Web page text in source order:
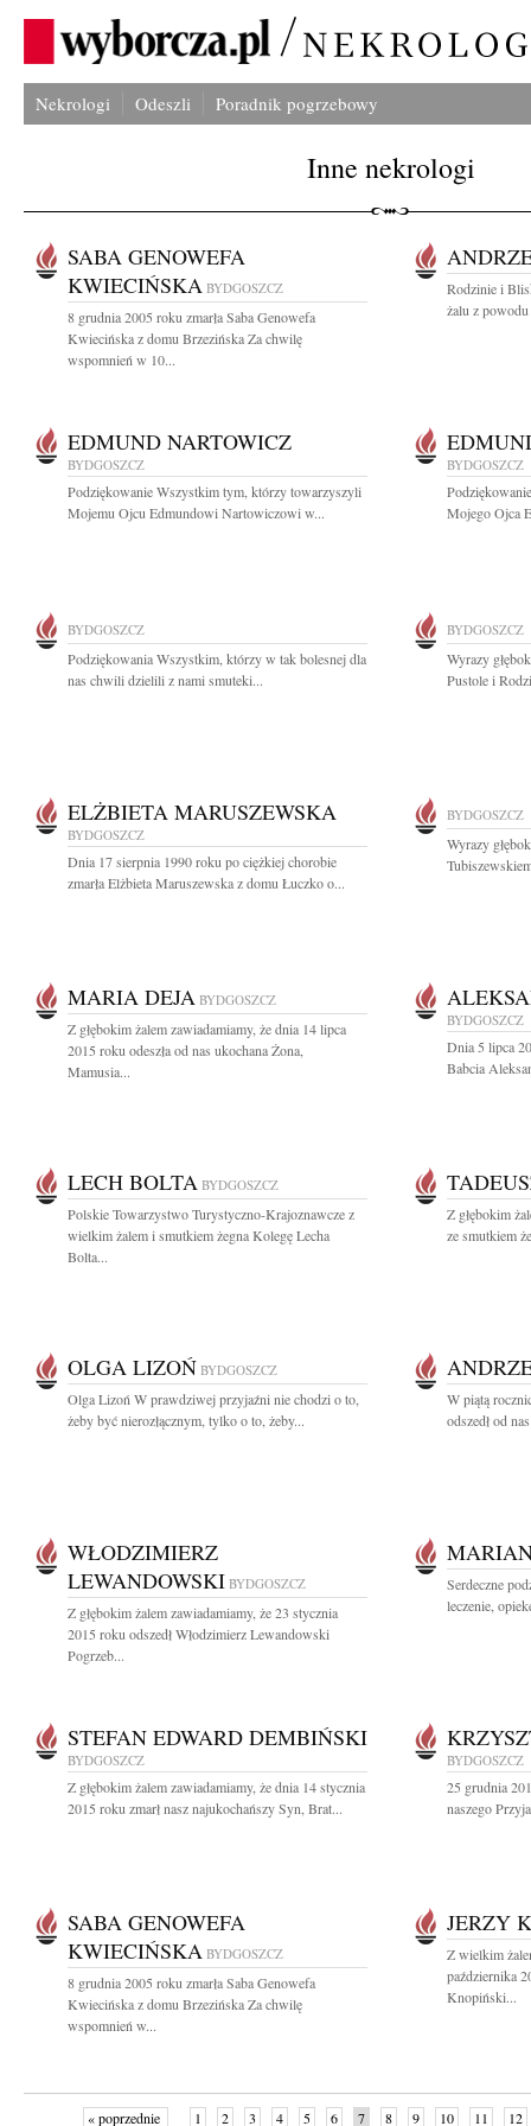
Nekrologi Odeszli Poradnik pogrzebowy
Inne nekrologi
SABA GENOWEFA
KWIECIŃSKA BYDGOSZCZ
8 grudnia 2005 roku zmarła Saba Genowefa
Kwiecińska z domu Brzezińska Za chwilę
wspomnień w 10...
Rodzinie i
żalu z
EDMUND NARTOWICZ
BYDGOSZCZ
Podziękowanie Wszystkim tym, którzy towarzyszyli
Mojemu Ojcu Edmundowi Nartowiczowi w...
BYDGOSZCZ
Mojego Ojca
BYDGOSZCZ
Podziękowania Wszystkim, którzy w tak bolesnej dla
nas chwili dzielili z nami smuteki...
BYDGOSZCZ
Wyrazy
Pustole i
ELŻBIETA MARUSZEWSKA
BYDGOSZCZ
Dnia 17 sierpnia 1990 roku po ciężkiej chorobie
zmarła Elżbieta Maruszewska z domu Łuczko o...
BYDGOSZCZ
Wyrazy
MARIA DEJA BYDGOSZCZ
Z głębokim żalem zawiadamiamy, że dnia 14 lipca
2015 roku odeszła od nas ukochana Żona,
Mamusia...
BYDGOSZCZ
Dnia 5 lipca
Babcia
LECH BOLTA BYDGOSZCZ
Polskie Towarzystwo Turystyczno-Krajoznawcze z
wielkim żalem i smutkiem żegna Kolegę Lecha
Bolta...
Z głębokim
ze smutkiem
OLGA LIZOŃ BYDGOSZCZ
Olga Lizoń W prawdziwej przyjaźni nie chodzi o to,
żeby być nierozłącznym, tylko o to, żeby...
W piątą
odszedł od
WŁODZIMIERZ
LEWANDOWSKI BYDGOSZCZ
Z głębokim żalem zawiadamiamy, że 23 stycznia
2015 roku odszedł Włodzimierz Lewandowski
Pogrzeb...
Serdeczne
leczenie,
STEFAN EDWARD DEMBIŃSKI
BYDGOSZCZ
Z głębokim żalem zawiadamiamy, że dnia 14 stycznia
2015 roku zmarł nasz najukochańszy Syn, Brat...
BYDGOSZCZ
25 grudnia
naszego
SABA GENOWEFA
KWIECIŃSKA BYDGOSZCZ
8 grudnia 2005 roku zmarła Saba Genowefa
Kwiecińska z domu Brzezińska Za chwilę
wspomnień w...
JERZY
Z wielkim
października
Knopiński...
« poprzednie 1 2 3 4 5 6 7 8 9 10 11 12